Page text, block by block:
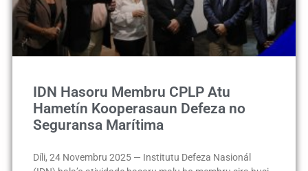
IDN Hasoru Membru CPLP Atu
Hametín Kooperasaun Defeza no
Seguransa Marítima
Díli, 24 Novembru 2025 — Institutu Defeza Nasionál